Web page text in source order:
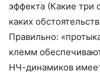
эффекта (Какие три
каких
Правильно:
клемм
НЧ-динамиков